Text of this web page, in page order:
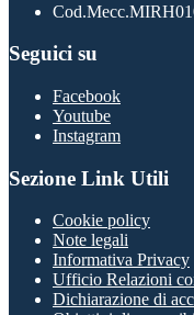
Seguici su
Facebook
Youtube
Instagram
Sezione Link Utili
Cookie policy
Note legali
Informativa Privacy
Ufficio Relazioni
Dichiarazione di